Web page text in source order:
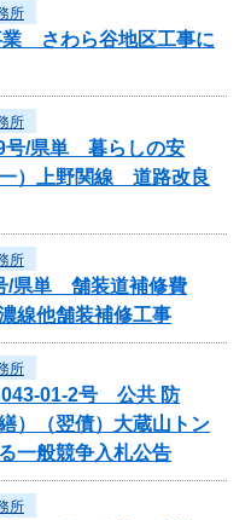
所
業 さわら谷地区工事に
所
9号/県単 暮らしの安
）上野関線 道路改良
所
/県単 舗装道補修費
線他舗装補修工事
所
01-2号 公共 防
）（翌債）大蔵山トン
一般競争入札公告
所